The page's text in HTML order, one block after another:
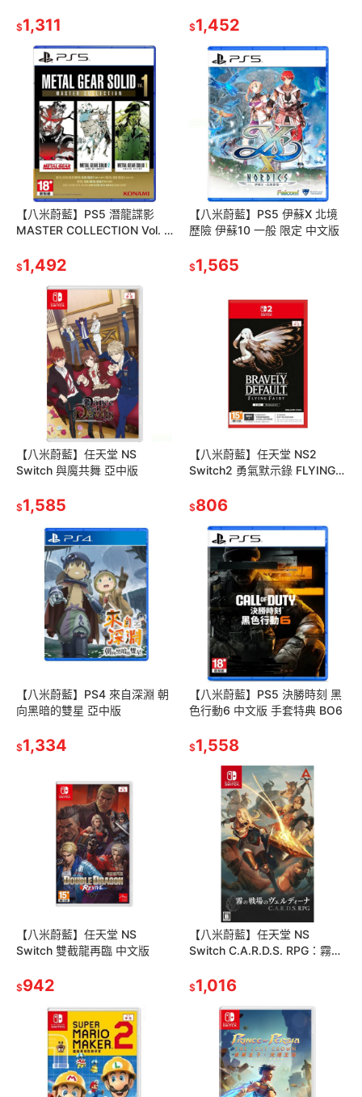
$1,311 $1,452
【八米蔚藍】PS5 潛龍諜影
MASTER COLLECTION Vol. 1
$1,492
【八米蔚藍】PS5 伊蘇X 北境
歷險 伊蘇10 一般 限定 中文版
$1,565
【八米蔚藍】任天堂 NS
Switch 與魔共舞 亞中版
$1,585
【八米蔚藍】任天堂 NS2
Switch2 勇氣默示錄 FLYING
$806
【八米蔚藍】PS4 來自深淵 朝
向黑暗的雙星 亞中版
$1,334
【八米蔚藍】PS5 決勝時刻 黑
色行動6 中文版 手套特典 BO6
$1,558
【八米蔚藍】任天堂 NS
Switch 雙截龍再臨 中文版
$942
【八米蔚藍】任天堂 NS
Switch C.A.R.D.S. RPG：霧之
$1,016